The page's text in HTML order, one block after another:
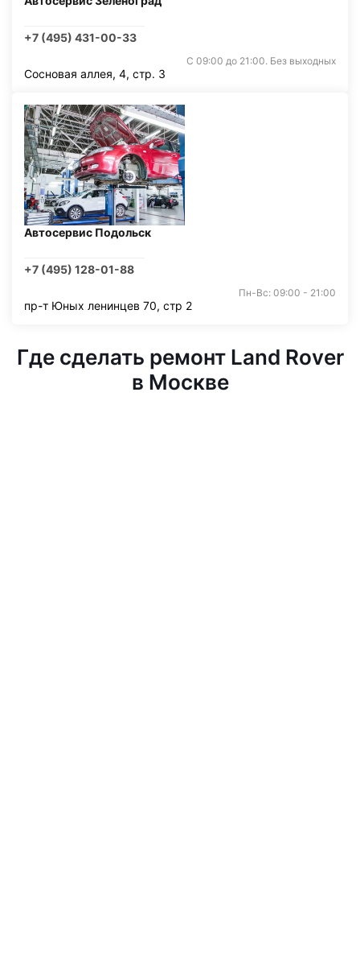
+7 (495) 431-00-33
С 09:00 до 21:00. Без выходных
Сосновая аллея, 4, стр. 3
Автосервис Подольск
+7 (495) 128-01-88
Пн-Вс: 09:00 - 21:00
пр-т Юных ленинцев 70, стр 2
Где сделать ремонт Land Rover
в Москве